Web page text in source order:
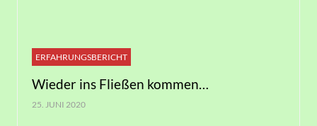
ERFAHRUNGSBERICHT
Wieder ins Fließen kommen…
25. JUNI 2020